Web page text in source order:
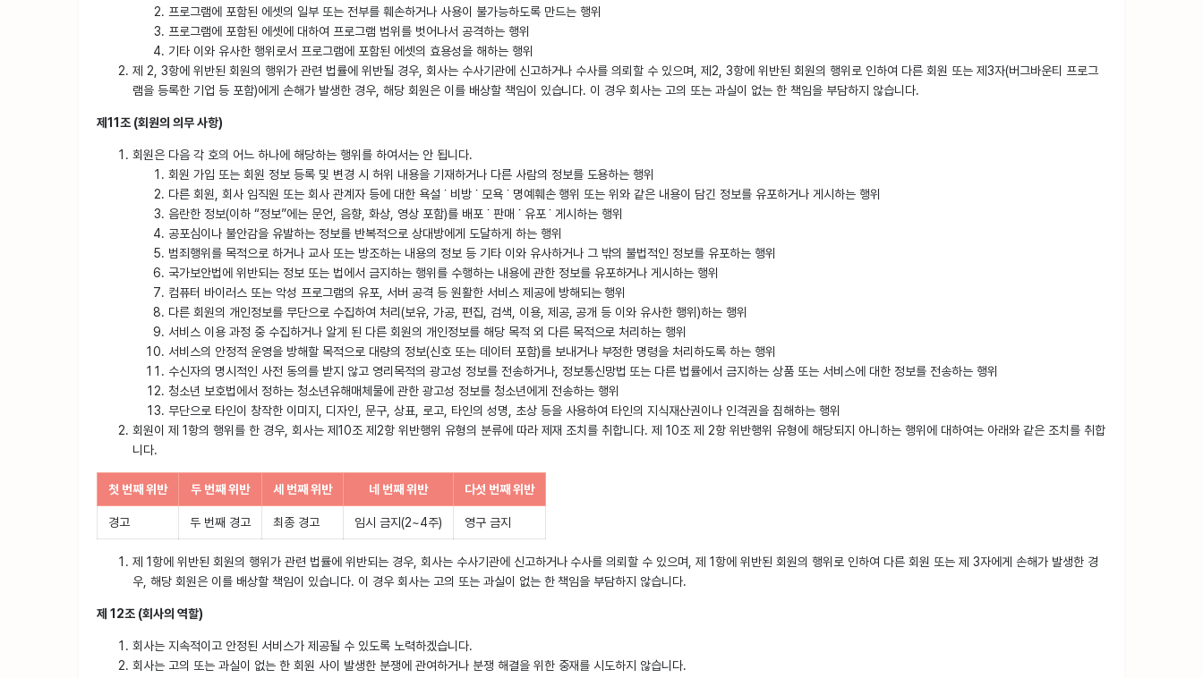
프로그램에 포함된 에셋의 일부 또는 전부를 훼손하거나 사용이 불가능하도록 만드는 행위
프로그램에 포함된 에셋에 대하여 프로그램 범위를 벗어나서 공격하는 행위
기타 이와 유사한 행위로서 프로그램에 포함된 에셋의 효용성을 해하는 행위
제 2, 3항에 위반된 회원의 행위가 관련 법률에 위반될 경우, 회사는 수사기관에 신고하거나 수사를 의뢰할 수 있으며, 제2, 3항에 위반된 회원의 행위로 인하여 다른 회원 또는 제3자(버그바운티 프로그
램을 등록한 기업 등 포함)에게 손해가 발생한 경우, 해당 회원은 이를 배상할 책임이 있습니다. 이 경우 회사는 고의 또는 과실이 없는 한 책임을 부담하지 않습니다.
제11조 (회원의 의무 사항)
회원은 다음 각 호의 어느 하나에 해당하는 행위를 하여서는 안 됩니다.
회원 가입 또는 회원 정보 등록 및 변경 시 허위 내용을 기재하거나 다른 사람의 정보를 도용하는 행위
다른 회원, 회사 임직원 또는 회사 관계자 등에 대한 욕설 ˙ 비방 ˙ 모욕 ˙ 명예훼손 행위 또는 위와 같은 내용이 담긴 정보를 유포하거나 게시하는 행위
음란한 정보(이하 “정보”에는 문언, 음향, 화상, 영상 포함)를 배포 ˙ 판매 ˙ 유포 ˙ 게시하는 행위
공포심이나 불안감을 유발하는 정보를 반복적으로 상대방에게 도달하게 하는 행위
범죄행위를 목적으로 하거나 교사 또는 방조하는 내용의 정보 등 기타 이와 유사하거나 그 밖의 불법적인 정보를 유포하는 행위
국가보안법에 위반되는 정보 또는 법에서 금지하는 행위를 수행하는 내용에 관한 정보를 유포하거나 게시하는 행위
컴퓨터 바이러스 또는 악성 프로그램의 유포, 서버 공격 등 원활한 서비스 제공에 방해되는 행위
다른 회원의 개인정보를 무단으로 수집하여 처리(보유, 가공, 편집, 검색, 이용, 제공, 공개 등 이와 유사한 행위)하는 행위
서비스 이용 과정 중 수집하거나 알게 된 다른 회원의 개인정보를 해당 목적 외 다른 목적으로 처리하는 행위
서비스의 안정적 운영을 방해할 목적으로 대량의 정보(신호 또는 데이터 포함)를 보내거나 부정한 명령을 처리하도록 하는 행위
수신자의 명시적인 사전 동의를 받지 않고 영리목적의 광고성 정보를 전송하거나, 정보통신망법 또는 다른 법률에서 금지하는 상품 또는 서비스에 대한 정보를 전송하는 행위
청소년 보호법에서 정하는 청소년유해매체물에 관한 광고성 정보를 청소년에게 전송하는 행위
무단으로 타인이 창작한 이미지, 디자인, 문구, 상표, 로고, 타인의 성명, 초상 등을 사용하여 타인의 지식재산권이나 인격권을 침해하는 행위
회원이 제 1항의 행위를 한 경우, 회사는 제10조 제2항 위반행위 유형의 분류에 따라 제재 조치를 취합니다. 제 10조 제 2항 위반행위 유형에 해당되지 아니하는 행위에 대하여는 아래와 같은 조치를 취합
니다.
첫 번째 위반 두 번째 위반 세 번째 위반 네 번째 위반 다섯 번째 위반
경고 두 번째 경고 최종 경고 임시 금지(2~4주) 영구 금지
제 1항에 위반된 회원의 행위가 관련 법률에 위반되는 경우, 회사는 수사기관에 신고하거나 수사를 의뢰할 수 있으며, 제 1항에 위반된 회원의 행위로 인하여 다른 회원 또는 제 3자에게 손해가 발생한 경
우, 해당 회원은 이를 배상할 책임이 있습니다. 이 경우 회사는 고의 또는 과실이 없는 한 책임을 부담하지 않습니다.
제 12조 (회사의 역할)
회사는 지속적이고 안정된 서비스가 제공될 수 있도록 노력하겠습니다.
회사는 고의 또는 과실이 없는 한 회원 사이 발생한 분쟁에 관여하거나 분쟁 해결을 위한 중재를 시도하지 않습니다.